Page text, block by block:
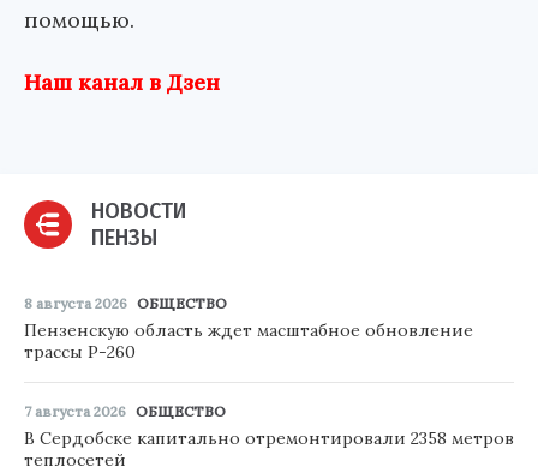
помощью.
Наш канал в Дзен
НОВОСТИ
ПЕНЗЫ
8 августа 2026 ОБЩЕСТВО
Пензенскую область ждет масштабное обновление
трассы Р-260
7 августа 2026 ОБЩЕСТВО
В Сердобске капитально отремонтировали 2358 метров
теплосетей